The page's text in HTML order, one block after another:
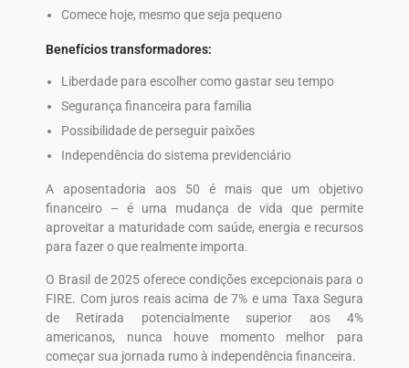
Comece hoje, mesmo que seja pequeno
Benefícios transformadores:
Liberdade para escolher como gastar seu tempo
Segurança financeira para família
Possibilidade de perseguir paixões
Independência do sistema previdenciário
A aposentadoria aos 50 é mais que um objetivo
financeiro – é uma mudança de vida que permite
aproveitar a maturidade com saúde, energia e recursos
para fazer o que realmente importa.
O Brasil de 2025 oferece condições excepcionais para o
FIRE. Com juros reais acima de 7% e uma Taxa Segura
de Retirada potencialmente superior aos 4%
americanos, nunca houve momento melhor para
começar sua jornada rumo à independência financeira.